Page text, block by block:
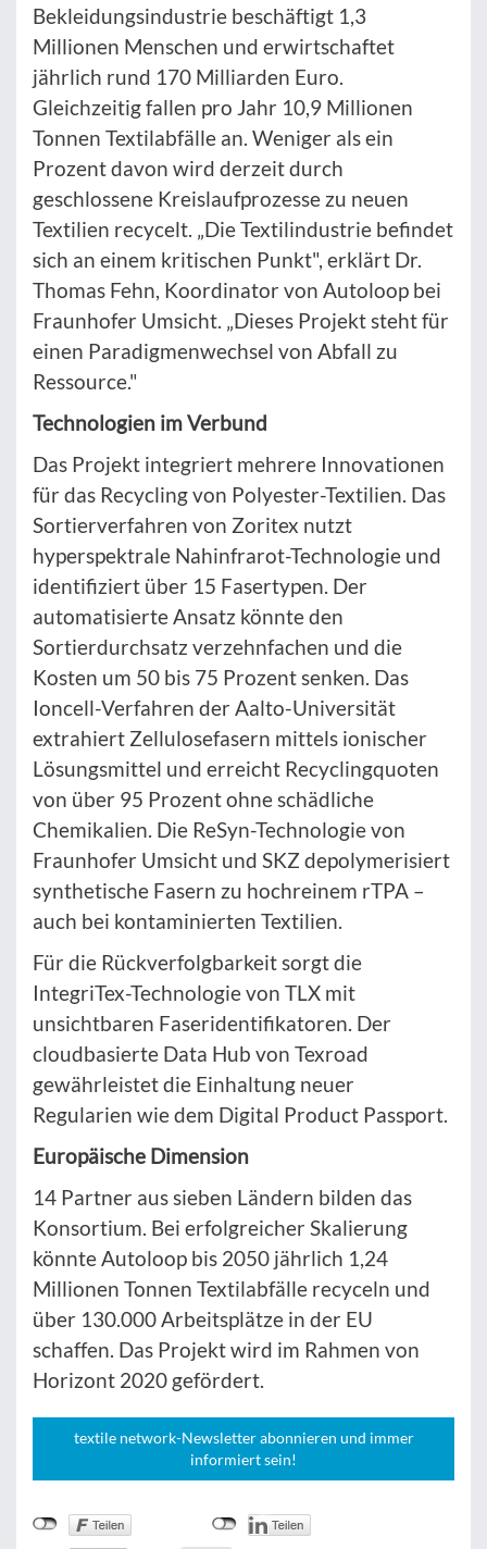
Bekleidungsindustrie beschäftigt 1,3
Millionen Menschen und erwirtschaftet
jährlich rund 170 Milliarden Euro.
Gleichzeitig fallen pro Jahr 10,9 Millionen
Tonnen Textilabfälle an. Weniger als ein
Prozent davon wird derzeit durch
geschlossene Kreislaufprozesse zu neuen
Textilien recycelt. „Die Textilindustrie befindet
sich an einem kritischen Punkt", erklärt Dr.
Thomas Fehn, Koordinator von Autoloop bei
Fraunhofer Umsicht. „Dieses Projekt steht für
einen Paradigmenwechsel von Abfall zu
Ressource."
Technologien im Verbund
Das Projekt integriert mehrere Innovationen
für das Recycling von Polyester-Textilien. Das
Sortierverfahren von Zoritex nutzt
hyperspektrale Nahinfrarot-Technologie und
identifiziert über 15 Fasertypen. Der
automatisierte Ansatz könnte den
Sortierdurchsatz verzehnfachen und die
Kosten um 50 bis 75 Prozent senken. Das
Ioncell-Verfahren der Aalto-Universität
extrahiert Zellulosefasern mittels ionischer
Lösungsmittel und erreicht Recyclingquoten
von über 95 Prozent ohne schädliche
Chemikalien. Die ReSyn-Technologie von
Fraunhofer Umsicht und SKZ depolymerisiert
synthetische Fasern zu hochreinem rTPA –
auch bei kontaminierten Textilien.
Für die Rückverfolgbarkeit sorgt die
IntegriTex-Technologie von TLX mit
unsichtbaren Faseridentifikatoren. Der
cloudbasierte Data Hub von Texroad
gewährleistet die Einhaltung neuer
Regularien wie dem Digital Product Passport.
Europäische Dimension
14 Partner aus sieben Ländern bilden das
Konsortium. Bei erfolgreicher Skalierung
könnte Autoloop bis 2050 jährlich 1,24
Millionen Tonnen Textilabfälle recyceln und
über 130.000 Arbeitsplätze in der EU
schaffen. Das Projekt wird im Rahmen von
Horizont 2020 gefördert.
textile network-Newsletter abonnieren und immer
informiert sein!